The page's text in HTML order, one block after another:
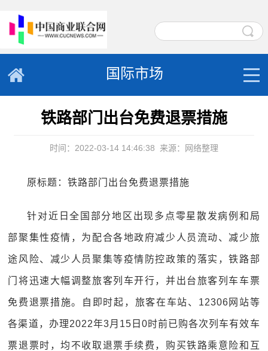
国际市场
铁路部门出台免费退票措施
时间：2022-03-14 14:46:38 来源：网络整理
原标题：铁路部门出台免费退票措施
针对近日全国部分地区出现多点零星散发病例和局
部聚集性疫情，为配合各地政府减少人员流动、减少旅
途风险、减少人员聚集等疫情防控政策的落实，铁路部
门将迅速大幅调整旅客列车开行，并出台旅客列车车票
免费退票措施。自即时起，旅客在车站、12306网站等
各渠道，办理2022年3月15日0时前已购各次列车有效车
票退票时，均不收取退票手续费，购买铁路乘意险和互